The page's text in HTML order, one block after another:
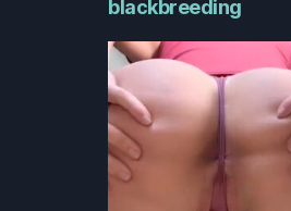
blackbreeding